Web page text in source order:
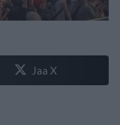
Jaa X